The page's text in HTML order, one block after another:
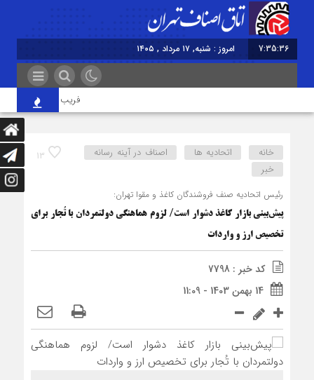
7:35:36 امروز : شنبه, ۱۷ مرداد , ۱۴۰۵
فریب قیمت‌های پایین
13 خانه اتحادیه ها
اصناف در آینه رسانه
خبر
رئیس اتحادیه صنف فروشندگان کاغذ و مقوا تهران:
پیش‌بینی بازار کاغذ دشوار است/ لزوم هماهنگی دولتمردان با تُجار برای
تخصیص ارز و واردات
کد خبر : 7798
14 بهمن 1403 - 11:09